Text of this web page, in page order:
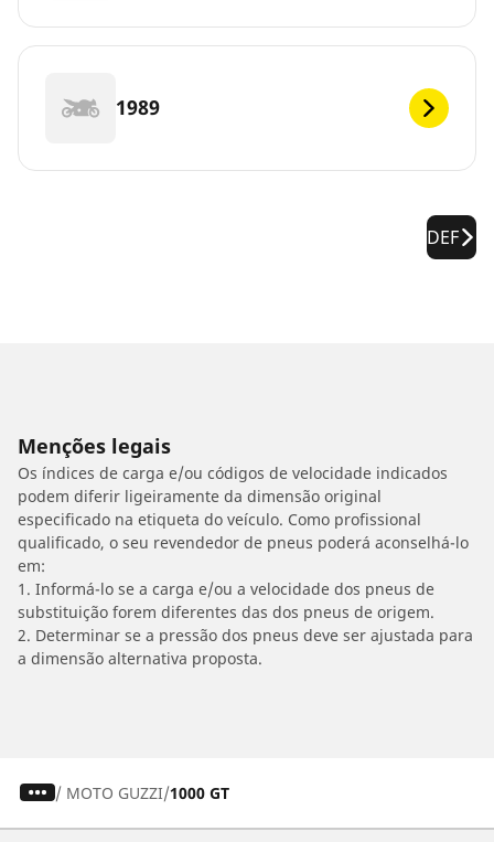
1989
DEF
Menções legais
Os índices de carga e/ou códigos de velocidade indicados
podem diferir ligeiramente da dimensão original
especificado na etiqueta do veículo. Como profissional
qualificado, o seu revendedor de pneus poderá aconselhá-lo
em:
1. Informá-lo se a carga e/ou a velocidade dos pneus de
substituição forem diferentes das dos pneus de origem.
2. Determinar se a pressão dos pneus deve ser ajustada para
a dimensão alternativa proposta.
/ MOTO GUZZI 1000 GT